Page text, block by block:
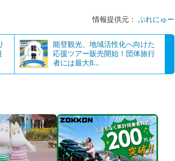
情報提供元： ぷれにゅー
能登観光、地域活性化へ向けた
応援ツアー販売開始！団体旅行
者には最大8...